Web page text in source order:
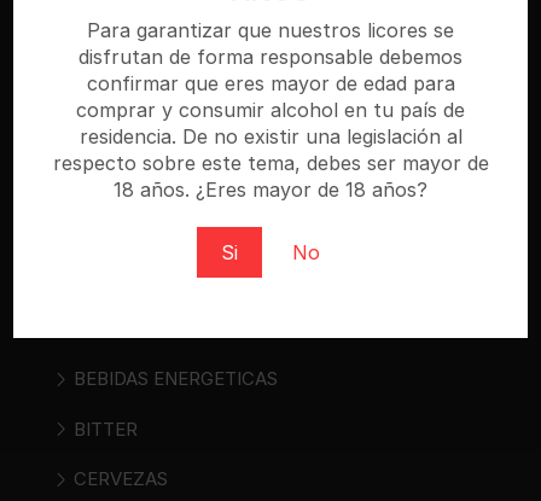
Para garantizar que nuestros licores se
disfrutan de forma responsable debemos
confirmar que eres mayor de edad para
comprar y consumir alcohol en tu país de
residencia. De no existir una legislación al
respecto sobre este tema, debes ser mayor de
18 años. ¿Eres mayor de 18 años?
Si No
especializada donde puedes comprar cerveza,
vino, sidra, bebidas espirituosas y bebidas «ready
to drink». Regístrate y compra al mejor precio.
Categorías
BEBIDAS ENERGETICAS
BITTER
CERVEZAS